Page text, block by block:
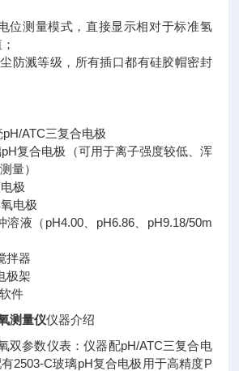
位测量模式，直接显示相对于标准氢
防溅等级，所有插口都有硅胶帽密封
ATC三复合电极
复合电极（可用于离子强度较低、浑
量）
极
电极
液（pH4.00、pH6.86、pH9.18/50m
器
极架
件
测量仪仪器介绍
双参数仪表：仪器配pH/ATC三复合电
2503-C玻璃pH复合电极用于高精度P